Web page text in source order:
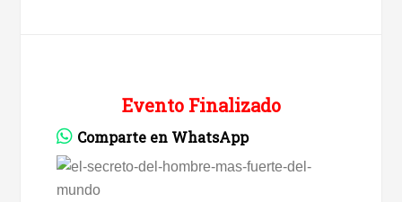
Evento Finalizado
Comparte en WhatsApp